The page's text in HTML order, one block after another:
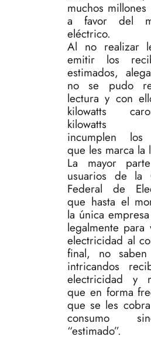
muchos
a favor del
eléctrico.
Al no realizar
emitir los
estimados,
no se pudo
lectura y con
kilowatts
kilowatts
incumplen los
que les marca la
La mayor
usuarios de la
Federal de
que hasta el
la única
legalmente para
electricidad al
final, no
intricandos
electricidad y
que en forma
que se les
consumo
“estimado”.